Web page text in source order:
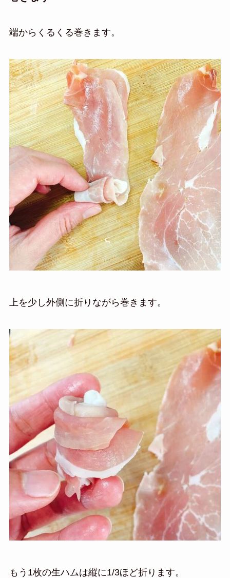
端からくるくる巻きます。
上を少し外側に折りながら巻きます。
もう1枚の生ハムは縦に1/3ほど折ります。